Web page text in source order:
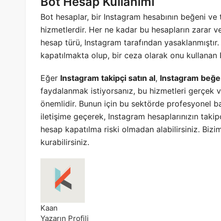
Bot hesaplar, bir Instagram hesabının beğeni ve
hizmetlerdir. Her ne kadar bu hesapların zarar
hesap türü, Instagram tarafından
kapatılmakta olup, bir ceza olarak onu kullanan
Eğer Instagram takipçi satın al, Instagram
faydalanmak istiyorsanız, bu hizmetleri gerçek
önemlidir. Bunun için bu sektörde profesyonel
iletişime geçerek, Instagram hesaplarınızın
hesap kapatılma riski olmadan alabilirsiniz.
kurabilirsiniz.
Kaan
Yazarın Profili